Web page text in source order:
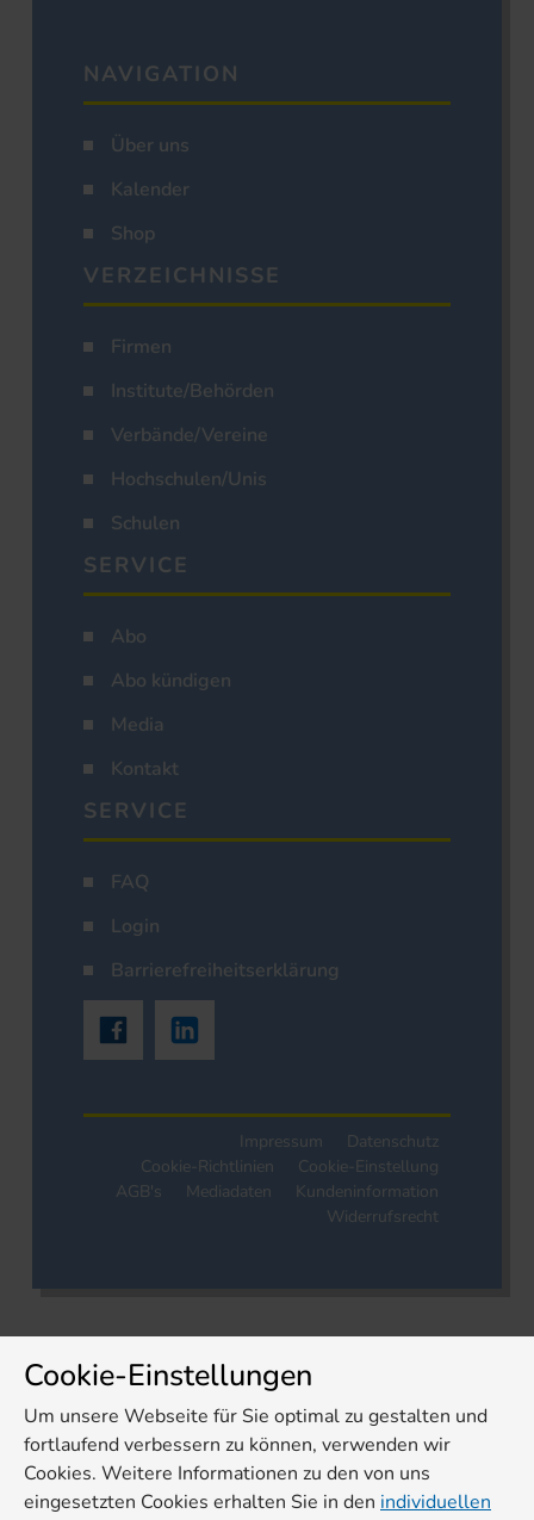
NAVIGATION
Über uns
Kalender
Shop
VERZEICHNISSE
Firmen
Institute/Behörden
Verbände/Vereine
Hochschulen/Unis
Schulen
SERVICE
Abo
Abo kündigen
Media
Kontakt
SERVICE
FAQ
Login
Barrierefreiheitserklärung
Impressum
Datenschutz
Cookie-Richtlinien
Cookie-Einstellung
AGB's
Mediadaten
Kundeninformation
Widerrufsrecht
Cookie-Einstellungen
Um unsere Webseite für Sie optimal zu gestalten und
fortlaufend verbessern zu können, verwenden wir
Cookies. Weitere Informationen zu den von uns
eingesetzten Cookies erhalten Sie in den individuellen